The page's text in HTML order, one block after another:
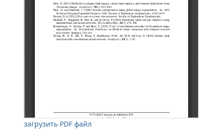
загрузить PDF файл